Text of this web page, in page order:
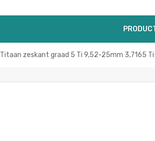
Titaan zeskant graad 5 Ti 9,52-25mm 3,7165